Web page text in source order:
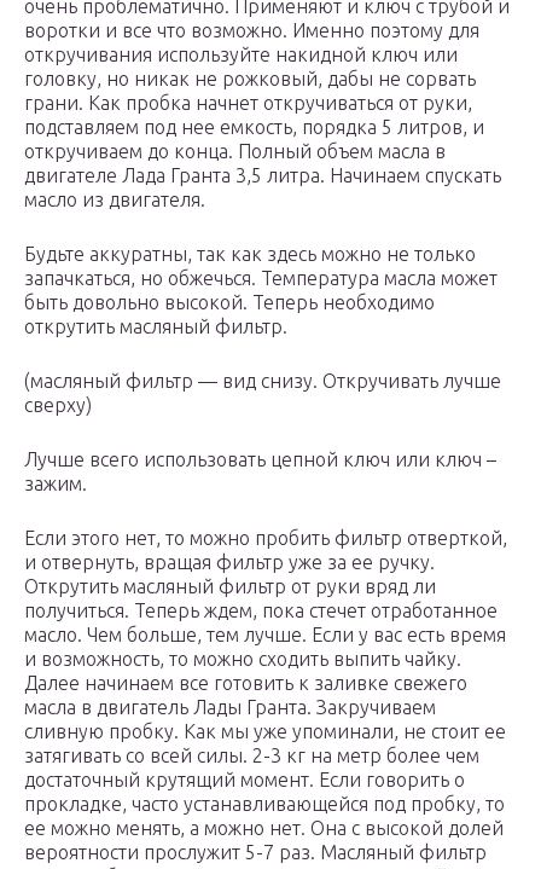
очень проблематично. Применяют и ключ с трубой и
воротки и все что возможно. Именно поэтому для
откручивания используйте накидной ключ или
головку, но никак не рожковый, дабы не сорвать
грани. Как пробка начнет откручиваться от руки,
подставляем под нее емкость, порядка 5 литров, и
откручиваем до конца. Полный объем масла в
двигателе Лада Гранта 3,5 литра. Начинаем спускать
масло из двигателя.
Будьте аккуратны, так как здесь можно не только
запачкаться, но обжечься. Температура масла может
быть довольно высокой. Теперь необходимо
открутить масляный фильтр.
(масляный фильтр — вид снизу. Откручивать лучше
сверху)
Лучше всего использовать цепной ключ или ключ –
зажим.
Если этого нет, то можно пробить фильтр отверткой,
и отвернуть, вращая фильтр уже за ее ручку.
Открутить масляный фильтр от руки вряд ли
получиться. Теперь ждем, пока стечет отработанное
масло. Чем больше, тем лучше. Если у вас есть время
и возможность, то можно сходить выпить чайку.
Далее начинаем все готовить к заливке свежего
масла в двигатель Лады Гранта. Закручиваем
сливную пробку. Как мы уже упоминали, не стоит ее
затягивать со всей силы. 2-3 кг на метр более чем
достаточный крутящий момент. Если говорить о
прокладке, часто устанавливающейся под пробку, то
ее можно менять, а можно нет. Она с высокой долей
вероятности прослужит 5-7 раз. Масляный фильтр